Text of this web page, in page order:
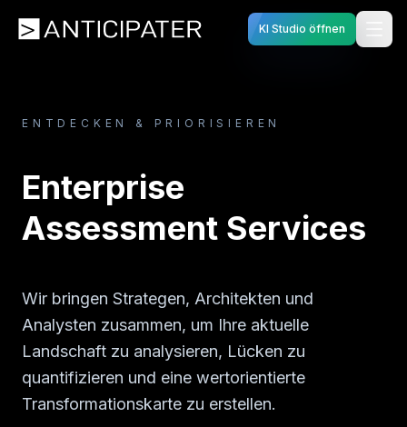
KI Studio öffnen
ENTDECKEN & PRIORISIEREN
Enterprise
Assessment Services
Wir bringen Strategen, Architekten und
Analysten zusammen, um Ihre aktuelle
Landschaft zu analysieren, Lücken zu
quantifizieren und eine wertorientierte
Transformationskarte zu erstellen.